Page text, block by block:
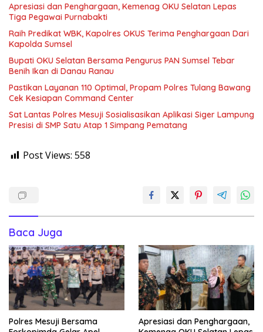
Apresiasi dan Penghargaan, Kemenag OKU Selatan Lepas
Tiga Pegawai Purnabakti
Raih Predikat WBK, Kapolres OKUS Terima Penghargaan Dari
Kapolda Sumsel
Bupati OKU Selatan Bersama Pengurus PAN Sumsel Tebar
Benih Ikan di Danau Ranau
Pastikan Layanan 110 Optimal, Propam Polres Tulang Bawang
Cek Kesiapan Command Center
Sat Lantas Polres Mesuji Sosialisasikan Aplikasi Siger Lampung
Presisi di SMP Satu Atap 1 Simpang Pematang
Post Views: 558
Baca Juga
Polres Mesuji Bersama
Apresiasi dan Penghargaan,